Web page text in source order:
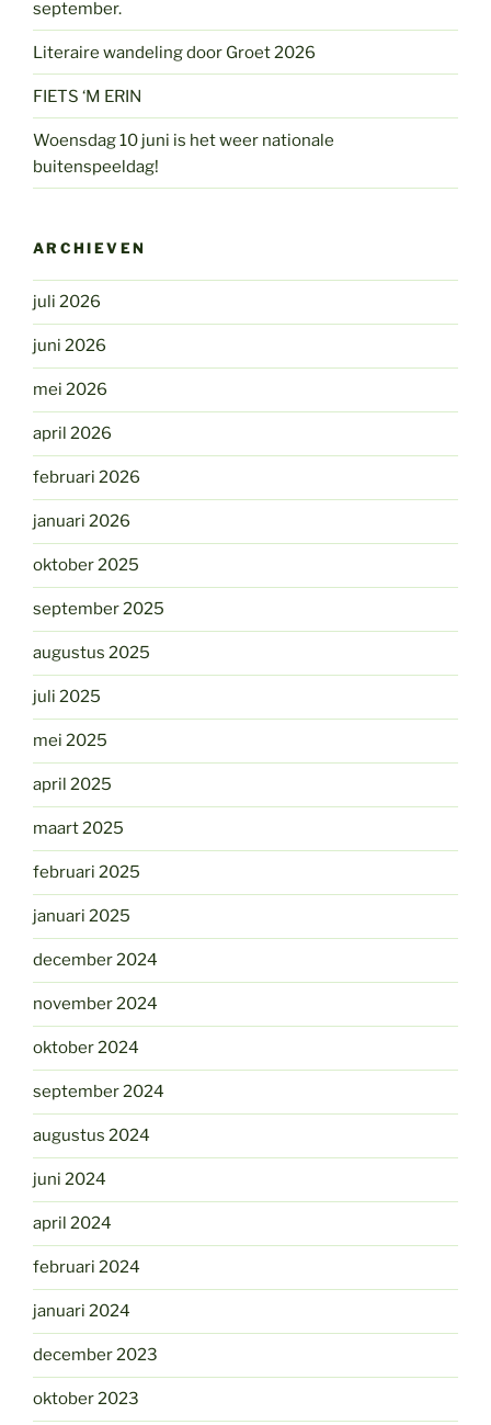
september.
Literaire wandeling door Groet 2026
FIETS ‘M ERIN
Woensdag 10 juni is het weer nationale
buitenspeeldag!
ARCHIEVEN
juli 2026
juni 2026
mei 2026
april 2026
februari 2026
januari 2026
oktober 2025
september 2025
augustus 2025
juli 2025
mei 2025
april 2025
maart 2025
februari 2025
januari 2025
december 2024
november 2024
oktober 2024
september 2024
augustus 2024
juni 2024
april 2024
februari 2024
januari 2024
december 2023
oktober 2023